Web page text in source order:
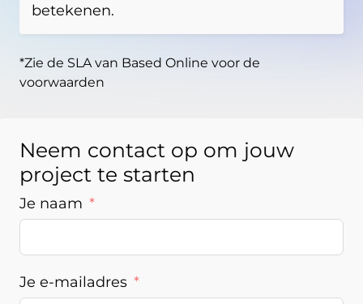
betekenen.
*Zie de SLA van Based Online voor de
voorwaarden
Neem contact op om jouw
project te starten
Je naam
Je e-mailadres